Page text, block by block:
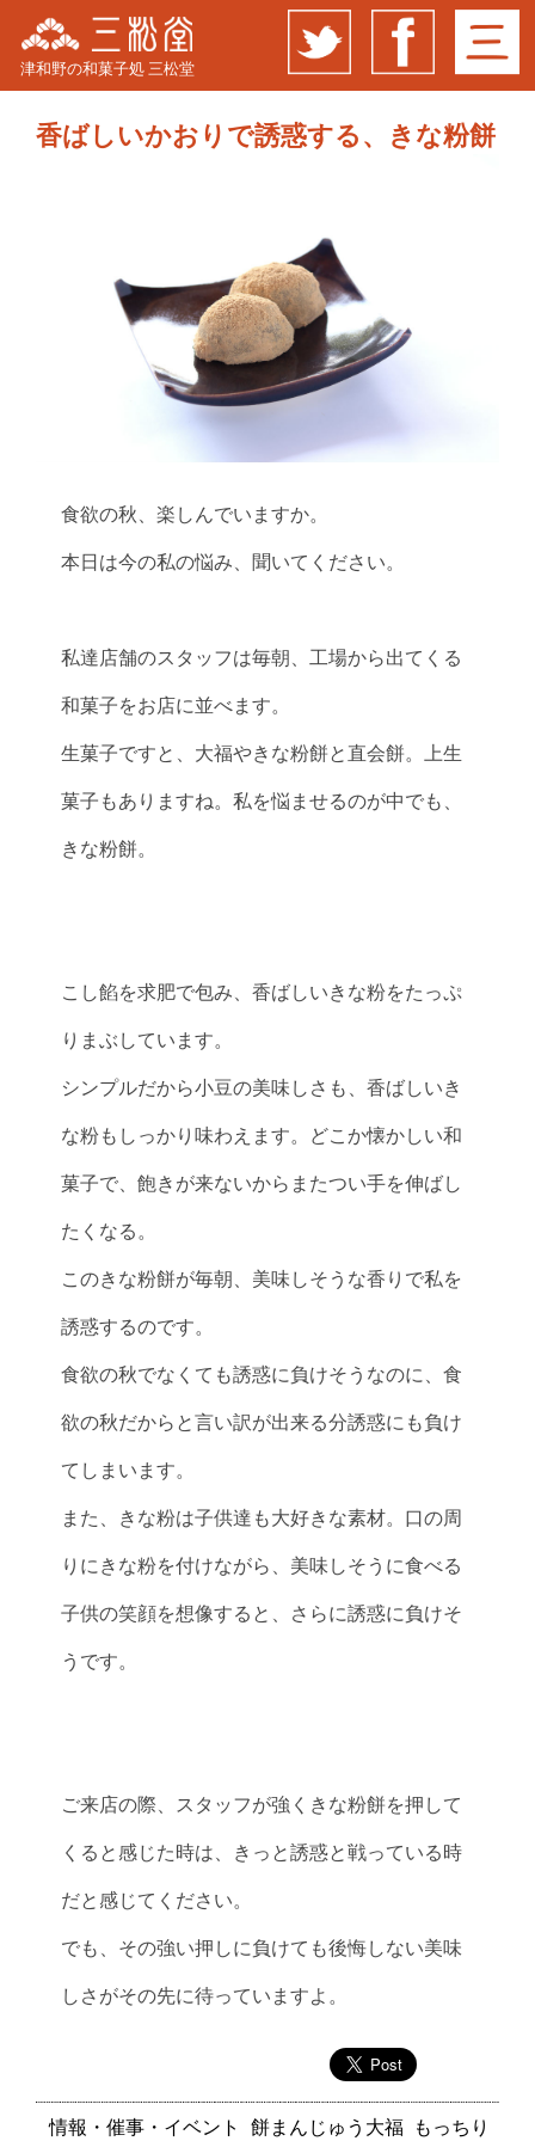
津和野の和菓子処 三松堂
香ばしいかおりで誘惑する、きな粉餅
食欲の秋、楽しんでいますか。
本日は今の私の悩み、聞いてください。
私達店舗のスタッフは毎朝、工場から出てくる
和菓子をお店に並べます。
生菓子ですと、大福やきな粉餅と直会餅。上生
菓子もありますね。私を悩ませるのが中でも、
きな粉餅。
こし餡を求肥で包み、香ばしいきな粉をたっぷ
りまぶしています。
シンプルだから小豆の美味しさも、香ばしいき
な粉もしっかり味わえます。どこか懐かしい和
菓子で、飽きが来ないからまたつい手を伸ばし
たくなる。
このきな粉餅が毎朝、美味しそうな香りで私を
誘惑するのです。
食欲の秋でなくても誘惑に負けそうなのに、食
欲の秋だからと言い訳が出来る分誘惑にも負け
てしまいます。
また、きな粉は子供達も大好きな素材。口の周
りにきな粉を付けながら、美味しそうに食べる
子供の笑顔を想像すると、さらに誘惑に負けそ
うです。
ご来店の際、スタッフが強くきな粉餅を押して
くると感じた時は、きっと誘惑と戦っている時
だと感じてください。
でも、その強い押しに負けても後悔しない美味
しさがその先に待っていますよ。
情報・催事・イベント 餅まんじゅう大福 もっちり